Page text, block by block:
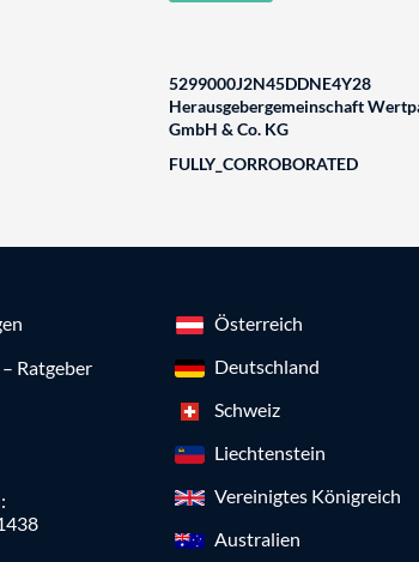
5299000J2N45DDNE4Y28
Herausgebergemeinschaft
GmbH & Co. KG
FULLY_CORROBORATED
Ratgeber
Österreich
Deutschland
Schweiz
Liechtenstein
Vereinigtes Königreich
Australien